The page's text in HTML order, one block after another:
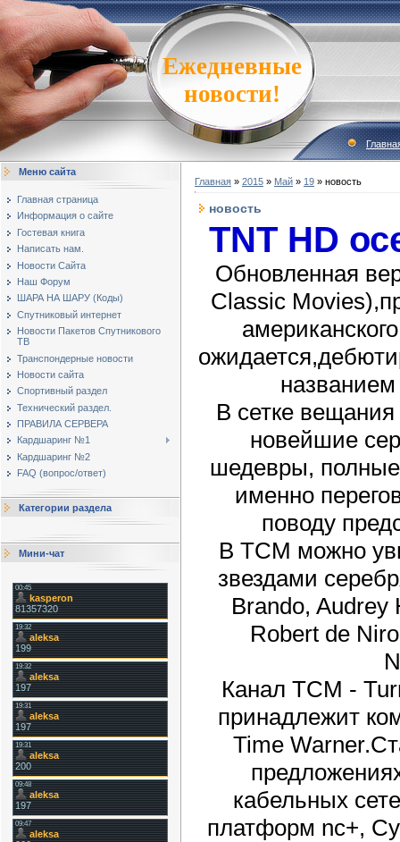
Ежедневные
новости!
Меню сайта
Главная страница
Информация о сайте
Гостевая книга
Написать нам.
Новости Сайта
Наш Форум
ШАРА НА ШАРУ (Коды)
Спутниковый интернет
Новости Пакетов Спутникового
ТВ
Транспондерные новости
Новости сайта
Спортивный раздел
Технический раздел.
ПРАВИЛА СЕРВЕРА
Кардшаринг №1
Кардшаринг №2
FAQ (вопрос/ответ)
Категории раздела
Мини-чат
Главная » 2015 » Май » 19 » новость
новость
TNT HD
Обновленная
Classic
В сетке
новейшие
шедевры,
именно
поводу
В TCM можно
звездами
Brando, Audrey
Robert de
Канал TCM -
принадлежит
Time
кабельных
платформ nc+,